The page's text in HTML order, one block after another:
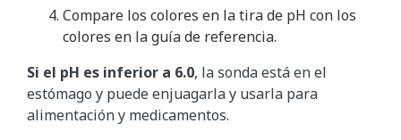
Compare los colores en la tira de pH con los
colores en la guía de referencia.
Si el pH es inferior a 6.0, la sonda está en el
estómago y puede enjuagarla y usarla para
alimentación y medicamentos.